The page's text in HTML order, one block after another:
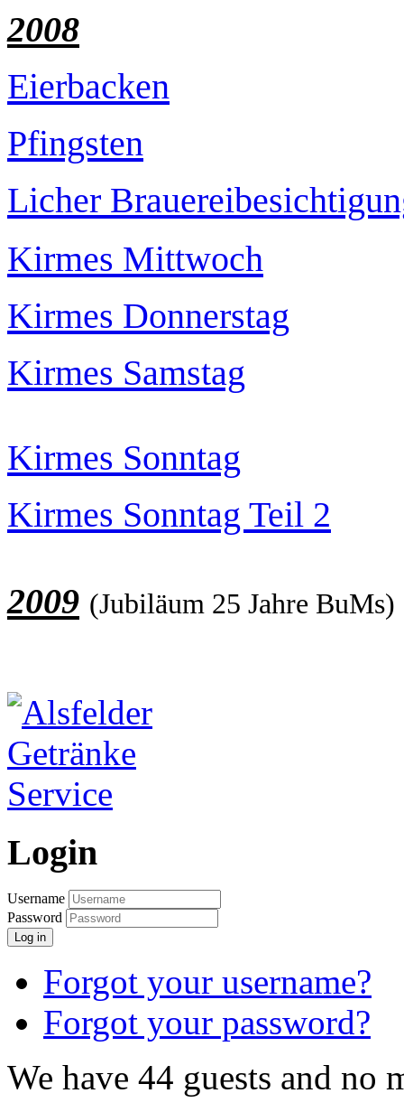
2008
Eierbacken
Pfingsten
Licher
Kirmes Mittwoch
Kirmes Donnerstag
Kirmes Samstag
Kirmes Sonntag
Kirmes Sonntag Teil 2
2009 (Jubiläum 25 Jahre BuMs)
Login
Username
Password
Log in
Forgot your username?
Forgot your password?
We have 44 guests and no